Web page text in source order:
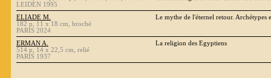
LEIDEN 1995
ELIADE M.
182 p, 11 x 18 cm, broché
PARIS 2024
Le mythe de l'éternel retour. Archétypes
ERMAN A.
514 p, 14 x 22,5 cm, relié
PARIS 1937
La religion des Egyptiens